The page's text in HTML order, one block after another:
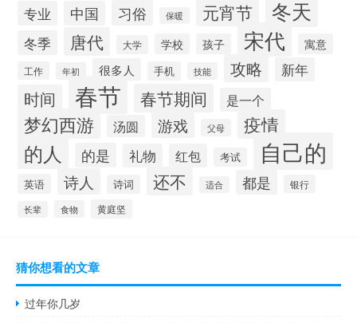
专业 中国 习俗 保暖 元宵节 冬天
冬季 唐代 大学 学校 孩子 宋代 寓意
工作 年初 很多人 手机 技能 攻略 新年
时间 春节 春节期间 是一个
梦幻西游 汤圆 游戏 父母 疫情
的人 的是 礼物 红包 考试 自己的
英语 诗人 诗词 还不 适合 都是 银行
长辈 食物 黄庭坚
猜你想看的文章
过年你几岁